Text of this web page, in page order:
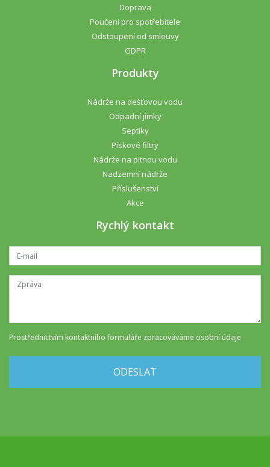
Doprava
Poučení pro spotřebitele
Odstoupení od smlouvy
GDPR
Produkty
Nádrže na dešťovou vodu
Odpadní jímky
Septiky
Pískové filtry
Nádrže na pitnou vodu
Nadzemní nádrže
Příslušenství
Akce
Rychlý kontakt
Prostřednictvím kontaktního formuláře zpracováváme osobní údaje.
ODESLAT